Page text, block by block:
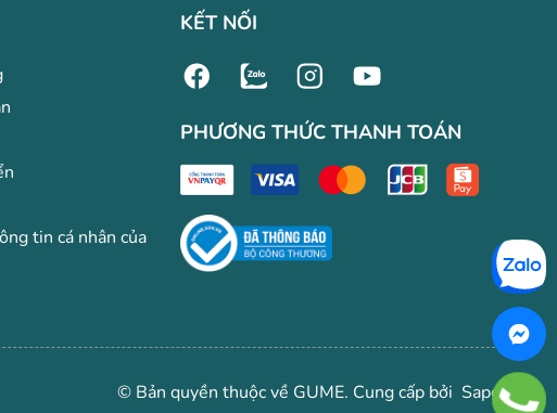
tin cá nhân của
KẾT NỐI
PHƯƠNG THỨC THANH TOÁN
© Bản quyền thuộc về GUME. Cung cấp bởi Sapo